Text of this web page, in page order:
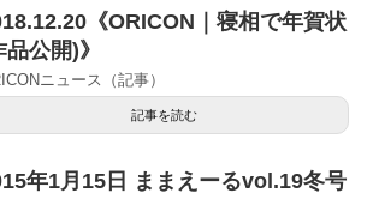
《ORICON｜寝相で年賀状
品公開)》
ニュース（記事）
記事を読む
年1月15日 ままえーるvol.19冬号